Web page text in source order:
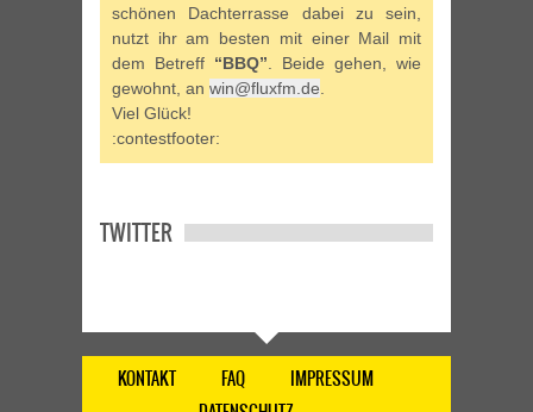
schönen Dachterrasse dabei zu sein,
nutzt ihr am besten mit einer Mail mit
dem Betreff “BBQ”. Beide gehen, wie
gewohnt, an win@fluxfm.de.
Viel Glück!
:contestfooter:
TWITTER
KONTAKT FAQ
IMPRESSUM